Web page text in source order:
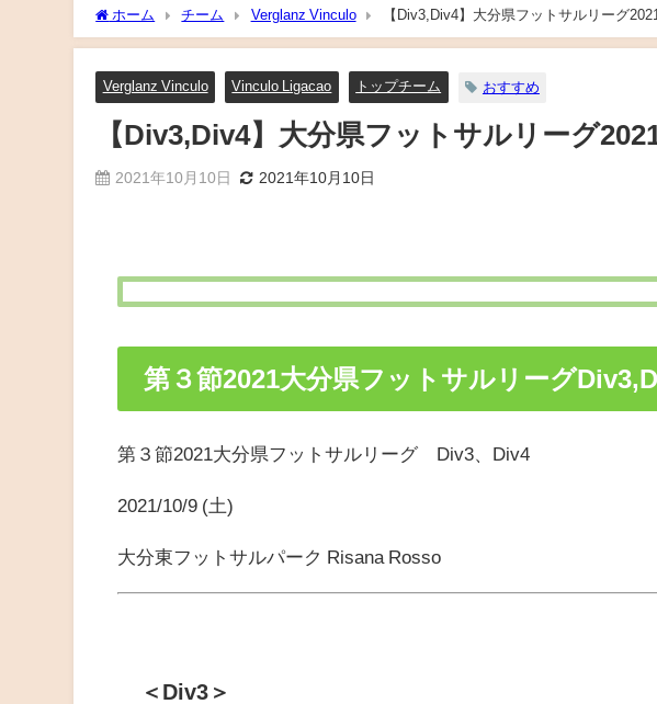
ホーム チーム Verglanz Vinculo 【Div3,Div4】大分県フットサルリーグ
Verglanz Vinculo Vinculo Ligacao トップチーム おすすめ
【Div3,Div4】大分県フットサルリーグ
2021年10月10日 2021年10月10日
第３節2021大分県フットサルリーグ
第３節2021大分県フットサルリーグ Div3、Div4
2021/10/9 (土)
大分東フットサルパーク Risana Rosso
＜Div3＞